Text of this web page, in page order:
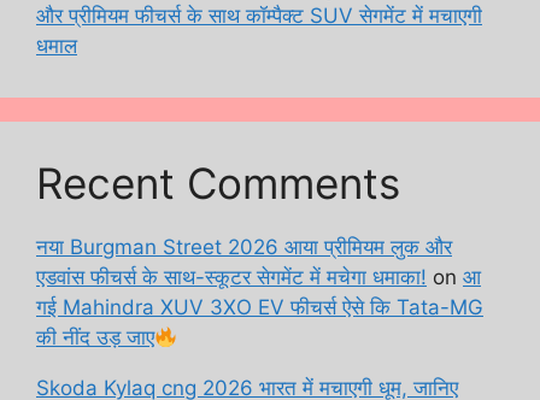
और प्रीमियम फीचर्स के साथ कॉम्पैक्ट SUV सेगमेंट में मचाएगी
धमाल
Recent Comments
नया Burgman Street 2026 आया प्रीमियम लुक और
एडवांस फीचर्स के साथ-स्कूटर सेगमेंट में मचेगा धमाका! on आ
गई Mahindra XUV 3XO EV फीचर्स ऐसे कि Tata-MG
की नींद उड़ जाए
Skoda Kylaq cng 2026 भारत में मचाएगी धूम, जानिए